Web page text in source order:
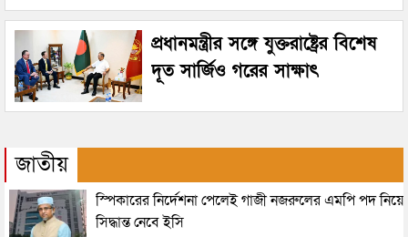
প্রধানমন্ত্রীর সঙ্গে যুক্তরাষ্ট্রের বিশেষ
দূত সার্জিও গরের সাক্ষাৎ
জাতীয়
স্পিকারের নির্দেশনা পেলেই গাজী নজরুলের এমপি পদ নিয়ে
সিদ্ধান্ত নেবে ইসি